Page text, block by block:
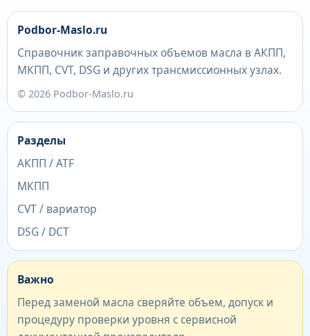
Podbor-Maslo.ru
Справочник заправочных объемов масла в АКПП,
МКПП, CVT, DSG и других трансмиссионных узлах.
© 2026 Podbor-Maslo.ru
Разделы
АКПП / ATF
МКПП
CVT / вариатор
DSG / DCT
Важно
Перед заменой масла сверяйте объем, допуск и
процедуру проверки уровня с сервисной